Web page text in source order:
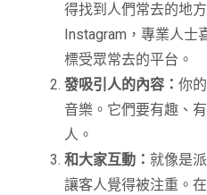
得找到人們常去的地
Instagram，專業人士
標受眾常去的平台。
發吸引人的內容：你
音樂。它們要有趣、
人。
和大家互動：就像是
讓客人覺得被注重。